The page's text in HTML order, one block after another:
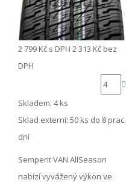
2 799 Kč s DPH 2 313 Kč bez
DPH
Skladem: 4 ks
Sklad externí: 50 ks do 8 prac.
dní
Semperit VAN AllSeason
nabízí vyvážený výkon ve